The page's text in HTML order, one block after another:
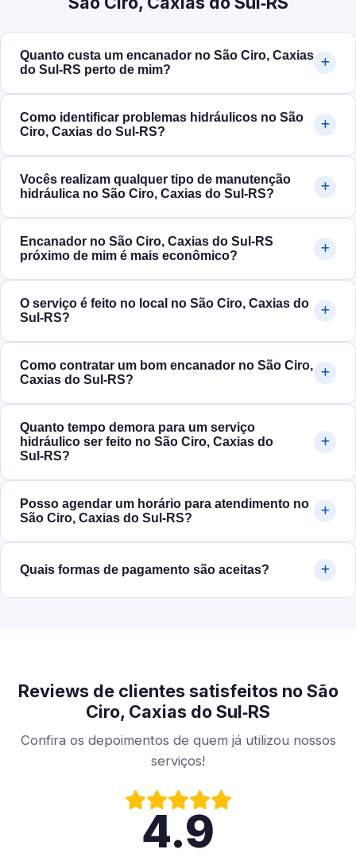
Quanto custa um encanador no São Ciro, Caxias
do Sul‑RS perto de mim?
Como identificar problemas hidráulicos no São
Ciro, Caxias do Sul‑RS?
Vocês realizam qualquer tipo de manutenção
hidráulica no São Ciro, Caxias do Sul‑RS?
Encanador no São Ciro, Caxias do Sul‑RS
próximo de mim é mais econômico?
O serviço é feito no local no São Ciro, Caxias do
Sul‑RS?
Como contratar um bom encanador no São Ciro,
Caxias do Sul‑RS?
Quanto tempo demora para um serviço
hidráulico ser feito no São Ciro, Caxias do
Sul‑RS?
Posso agendar um horário para atendimento no
São Ciro, Caxias do Sul‑RS?
Quais formas de pagamento são aceitas?
Reviews de clientes satisfeitos no São
Ciro, Caxias do Sul‑RS
Confira os depoimentos de quem já utilizou nossos
serviços!
4.9